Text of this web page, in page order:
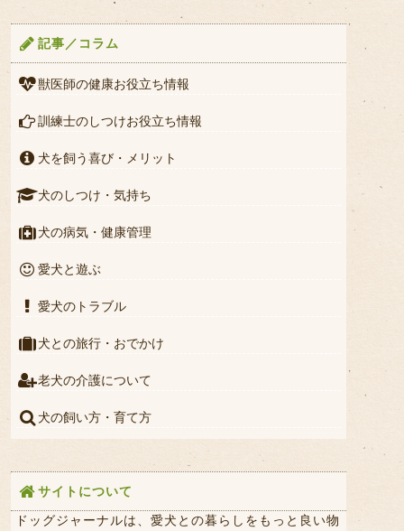
記事／コラム
獣医師の健康お役立ち情報
訓練士のしつけお役立ち情報
犬を飼う喜び・メリット
犬のしつけ・気持ち
犬の病気・健康管理
愛犬と遊ぶ
愛犬のトラブル
犬との旅行・おでかけ
老犬の介護について
犬の飼い方・育て方
サイトについて
ドッグジャーナルは、愛犬との暮らしをもっと良い物